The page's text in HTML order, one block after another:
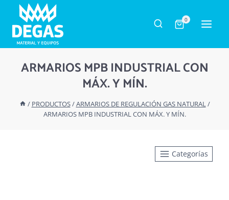
Saltar
contenido
0
ARMARIOS MPB INDUSTRIAL CON
MÁX. Y MÍN.
/ PRODUCTOS/ARMARIOS DE REGULACIÓN GAS NATURAL /
ARMARIOS MPB INDUSTRIAL CON MÁX. Y MÍN.
Categorías